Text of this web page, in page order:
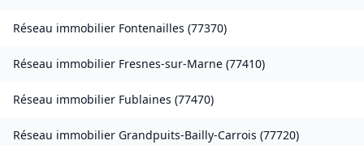
Réseau immobilier Fontenailles (77370)
Réseau immobilier Fresnes-sur-Marne (77410)
Réseau immobilier Fublaines (77470)
Réseau immobilier Grandpuits-Bailly-Carrois (77720)